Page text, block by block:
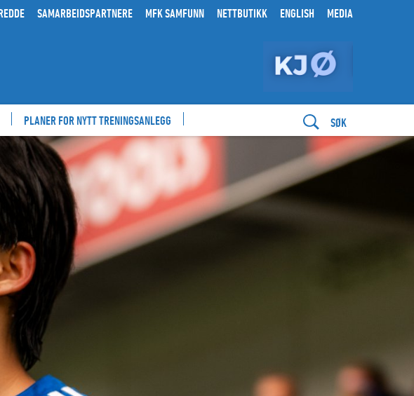
SAMARBEIDSPARTNERE MFK SAMFUNN NETTBUTIKK ENGLISH MEDIA
PLANER FOR NYTT TRENINGSANLEGG SØK